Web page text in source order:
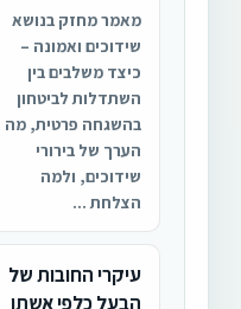
מאמר מחזק בנושא
שידוכים ואמונה –
כיצד משלבים בין
השתדלות לביטחון
בהשגחה פרטית, מה
הערך של בירורי
שידוכים, ולמה
הצלחת ...
עיקרי החובות של
הבעל כלפי אשתו